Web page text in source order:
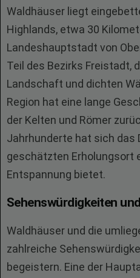
Waldhäuser liegt
Highlands, etwa 30
Landeshauptstadt von
Teil des Bezirks Freistadt,
Landschaft und dichten
Region hat eine lange
der Kelten und Römer
Jahrhunderte hat sich das
geschätzten Erholungsort
Entspannung bietet.
Sehenswürdigkeiten
Waldhäuser und die
zahlreiche
begeistern. Eine der